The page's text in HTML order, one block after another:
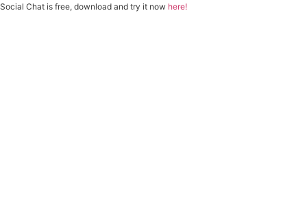
Social Chat is free, download and try it now here!